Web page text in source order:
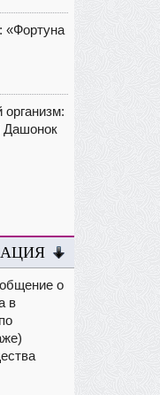
«Фортуна
организм:
Дашонок
о
в